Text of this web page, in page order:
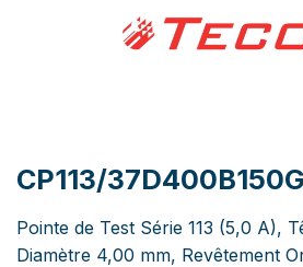
CP113/37D400B150G
Pointe de Test Série 113 (5,0 A),
Diamètre 4,00 mm, Revêtement